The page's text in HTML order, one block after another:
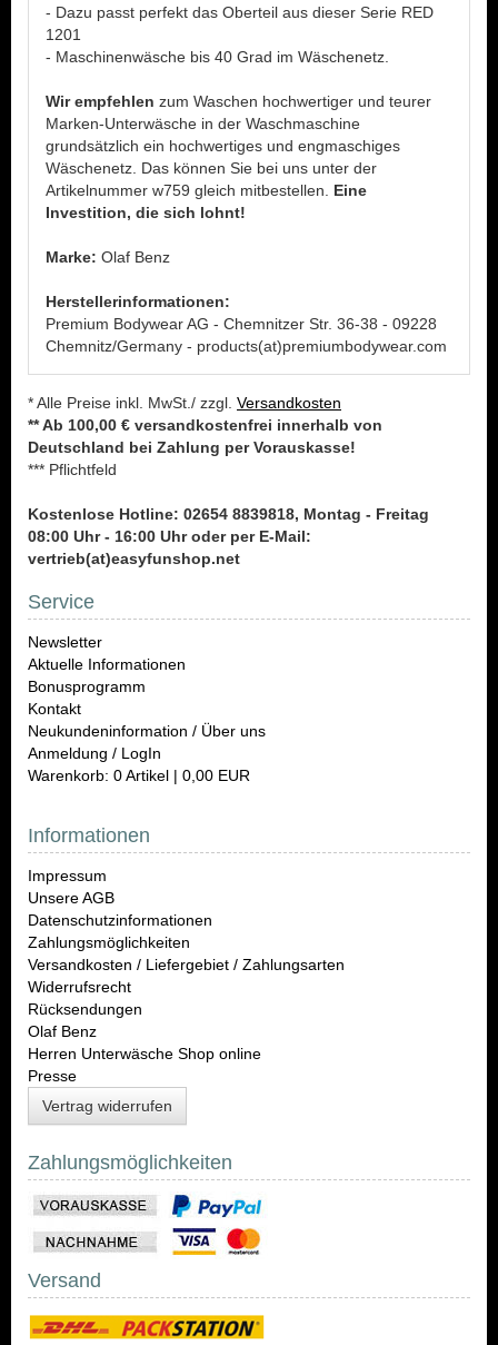
- Dazu passt perfekt das Oberteil aus dieser Serie RED
1201
- Maschinenwäsche bis 40 Grad im Wäschenetz.
Wir empfehlen zum Waschen hochwertiger und teurer
Marken-Unterwäsche in der Waschmaschine
grundsätzlich ein hochwertiges und engmaschiges
Wäschenetz. Das können Sie bei uns unter der
Artikelnummer w759 gleich mitbestellen. Eine
Investition, die sich lohnt!
Marke: Olaf Benz
Herstellerinformationen:
Premium Bodywear AG - Chemnitzer Str. 36-38 - 09228
Chemnitz/Germany - products(at)premiumbodywear.com
* Alle Preise inkl. MwSt./ zzgl. Versandkosten
** Ab 100,00 € versandkostenfrei innerhalb von
Deutschland bei Zahlung per Vorauskasse!
*** Pflichtfeld
Kostenlose Hotline: 02654 8839818, Montag - Freitag
08:00 Uhr - 16:00 Uhr oder per E-Mail:
vertrieb(at)easyfunshop.net
Service
Newsletter
Aktuelle Informationen
Bonusprogramm
Kontakt
Neukundeninformation / Über uns
Anmeldung / LogIn
Warenkorb: 0 Artikel | 0,00 EUR
Informationen
Impressum
Unsere AGB
Datenschutzinformationen
Zahlungsmöglichkeiten
Versandkosten / Liefergebiet / Zahlungsarten
Widerrufsrecht
Rücksendungen
Olaf Benz
Herren Unterwäsche Shop online
Presse
Vertrag widerrufen
Zahlungsmöglichkeiten
Versand